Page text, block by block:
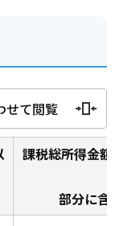
せて閲覧
課税総所得金
部分に含